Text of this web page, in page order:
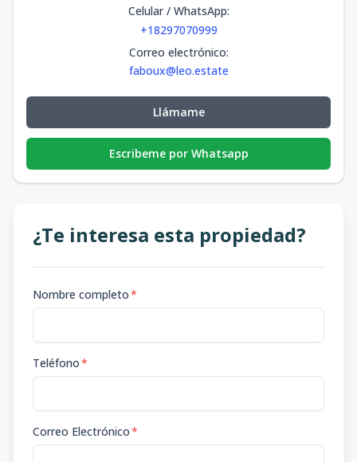
Celular / WhatsApp:
+18297070999
Correo electrónico:
faboux@leo.estate
Llámame
Escribeme por Whatsapp
¿Te interesa esta propiedad?
Nombre completo*
Teléfono*
Correo Electrónico*